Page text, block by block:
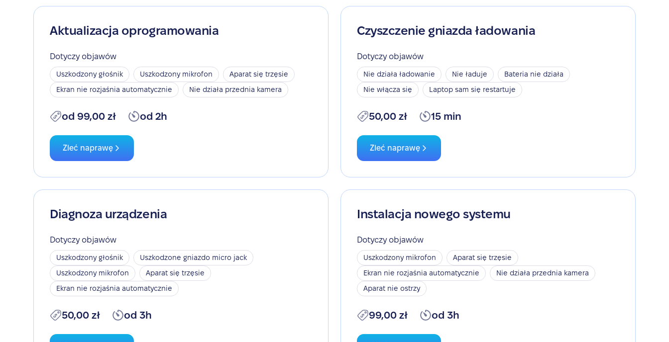
Aktualizacja oprogramowania
Dotyczy objawów
Uszkodzony głośnik Uszkodzony mikrofon
Aparat się trzęsie
Ekran nie rozjaśnia automatycznie
Nie działa przednia kamera
od 99,00 zł od 2h
Zleć naprawę
Czyszczenie gniazda ładowania
Dotyczy objawów
Nie działa ładowanie Nie ładuje
Bateria nie działa
Nie włącza się
Laptop sam się restartuje
50,00 zł 15 min
Zleć naprawę
Diagnoza urządzenia
Dotyczy objawów
Uszkodzony głośnik
Uszkodzone gniazdo micro jack
Uszkodzony mikrofon
Aparat się trzęsie
Ekran nie rozjaśnia automatycznie
50,00 zł od 3h
Instalacja nowego systemu
Dotyczy objawów
Uszkodzony mikrofon
Aparat się trzęsie
Ekran nie rozjaśnia automatycznie
Nie działa przednia kamera
Aparat nie ostrzy
99,00 zł od 3h